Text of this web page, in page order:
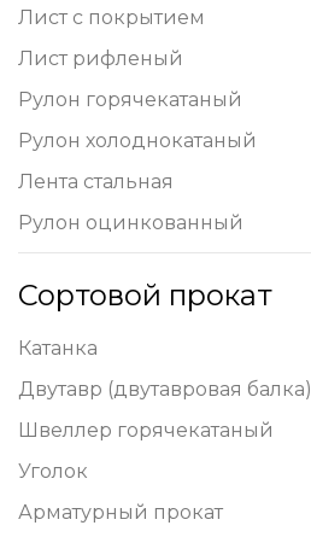
Лист с покрытием
Лист рифленый
Рулон горячекатаный
Рулон холоднокатаный
Лента стальная
Рулон оцинкованный
Сортовой прокат
Катанка
Двутавр (двутавровая балка)
Швеллер горячекатаный
Уголок
Арматурный прокат